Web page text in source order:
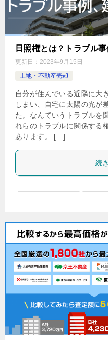
日照権とは？トラブル
更新日： 2023年9月15日
土地・不動産売却
自分が住んでいる近隣に大
しまい、自宅に太陽の光が
た。なんていうトラブルを
れらのトラブルに関係する
あります。 […]
続